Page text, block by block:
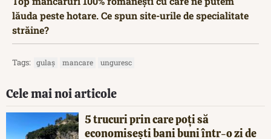
lăuda peste hotare. Ce spun site-urile de specialitate
străine?
Tags: gulaș mancare unguresc
Cele mai noi articole
5 trucuri prin care poți să
economisești bani buni într-o zi de